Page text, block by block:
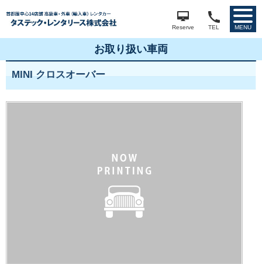
Reserve TEL MENU
お取り扱い車両
MINI クロスオーバー